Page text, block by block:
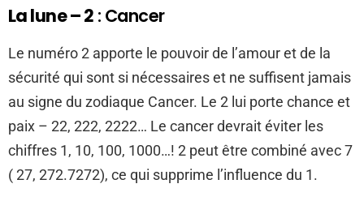
La lune – 2 : Cancer
Le numéro 2 apporte le pouvoir de l’amour et de la
sécurité qui sont si nécessaires et ne suffisent jamais
au signe du zodiaque Cancer. Le 2 lui porte chance et
paix – 22, 222, 2222… Le cancer devrait éviter les
chiffres 1, 10, 100, 1000…! 2 peut être combiné avec 7
( 27, 272.7272), ce qui supprime l’influence du 1.